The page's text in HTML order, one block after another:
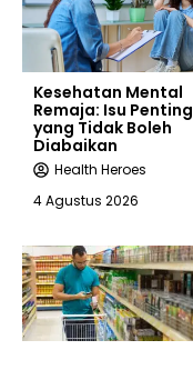
Kesehatan Mental
Remaja: Isu Penting
yang Tidak Boleh
Diabaikan
Health Heroes
4 Agustus 2026